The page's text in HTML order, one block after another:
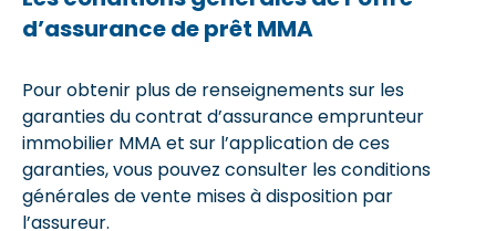
d’assurance de prêt MMA
Pour obtenir plus de renseignements sur les
garanties du contrat d’assurance emprunteur
immobilier MMA et sur l’application de ces
garanties, vous pouvez consulter les conditions
générales de vente mises à disposition par
l’assureur.